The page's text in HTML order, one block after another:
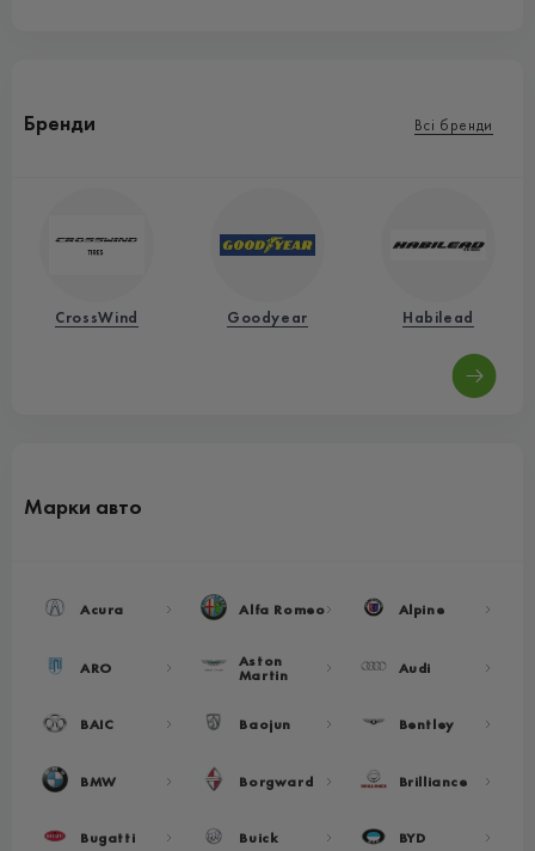
Бренди Всі бренди
CrossWind Goodyear Habilead
Марки авто
Acura Alfa Romeo Alpine
ARO Aston
Martin Audi
BAIC Baojun Bentley
BMW Borgward Brilliance
Bugatti Buick BYD